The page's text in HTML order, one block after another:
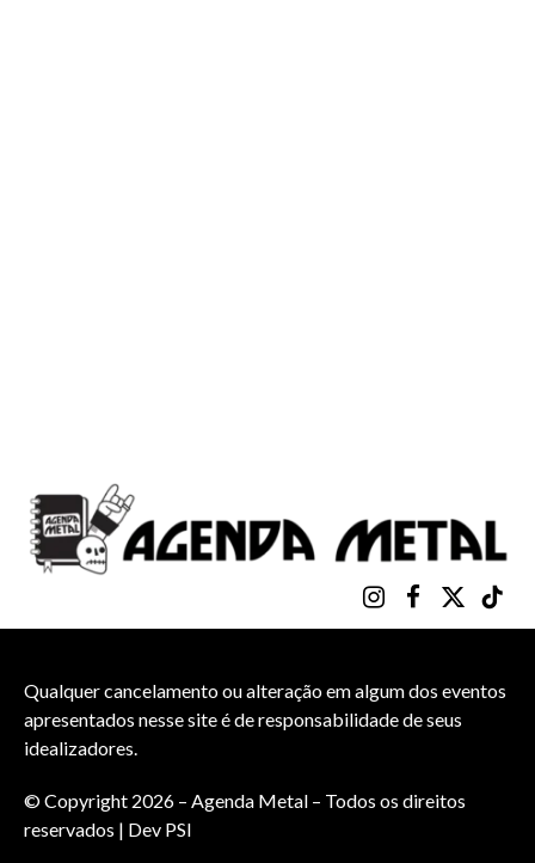
InstagramFacebook
X
(Twitter)
Qualquer cancelamento ou alteração em algum dos eventos
apresentados nesse site é de responsabilidade de seus
idealizadores.
© Copyright 2026 – Agenda Metal – Todos os direitos
reservados | Dev PSI